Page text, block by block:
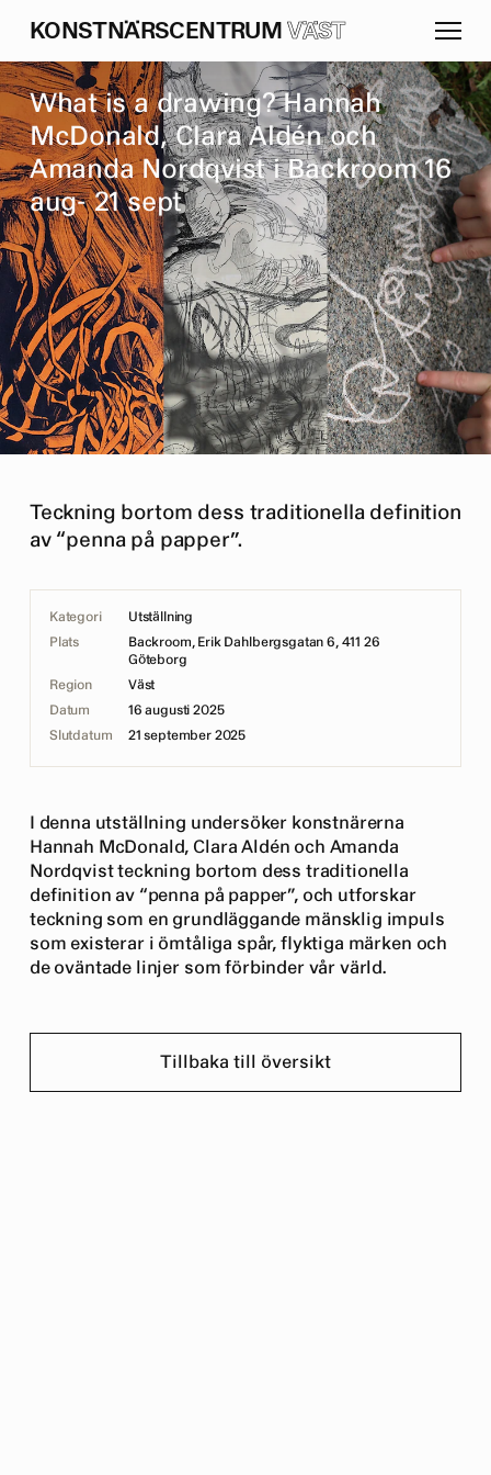
KONSTNÄRSCENTRUM VÄST
What is a drawing? Hannah
McDonald, Clara Aldén och
Amanda Nordqvist i Backroom 16
aug- 21 sept
Teckning bortom dess traditionella definition
av “penna på papper”.
Kategori
Utställning
Plats
Backroom, Erik Dahlbergsgatan 6, 411 26
Göteborg
Region
Väst
Datum
16 augusti 2025
Slutdatum
21 september 2025
I denna utställning undersöker konstnärerna
Hannah McDonald, Clara Aldén och Amanda
Nordqvist teckning bortom dess traditionella
definition av “penna på papper”, och utforskar
teckning som en grundläggande mänsklig impuls
som existerar i ömtåliga spår, flyktiga märken och
de oväntade linjer som förbinder vår värld.
Tillbaka till översikt